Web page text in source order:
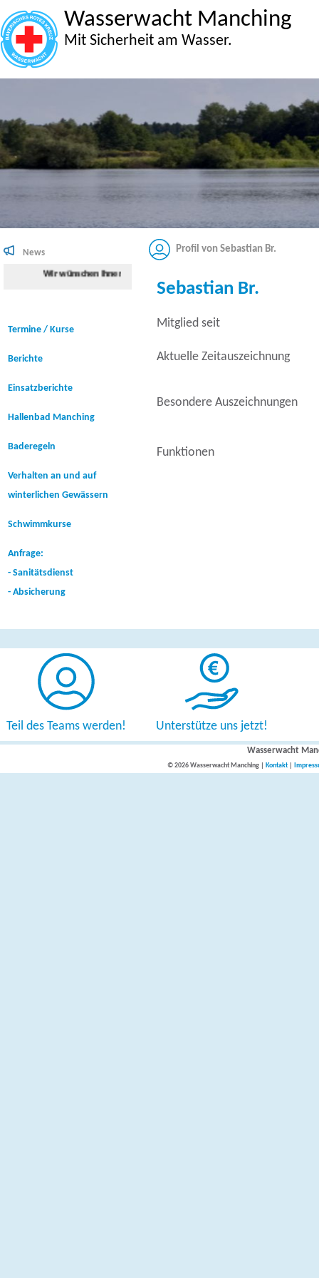
Wasserwacht Manching
Mit Sicherheit am Wasser.
News
Wir wünschen Ihnen viel Spaß beim Surfen auf der Internetseite der
Termine / Kurse
Berichte
Einsatzberichte
Hallenbad Manching
Baderegeln
Verhalten an und auf
winterlichen Gewässern
Schwimmkurse
Anfrage:
- Sanitätsdienst
- Absicherung
Profil von Sebastian Br.
Sebastian Br.
Mitglied seit
Aktuelle Zeitauszeichnung
Besondere Auszeichnungen
Funktionen
Teil des Teams werden! Unterstütze uns jetzt!
Wasserwacht
© 2026 Wasserwacht Manching | Kontakt|